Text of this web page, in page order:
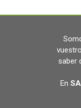
saber
En